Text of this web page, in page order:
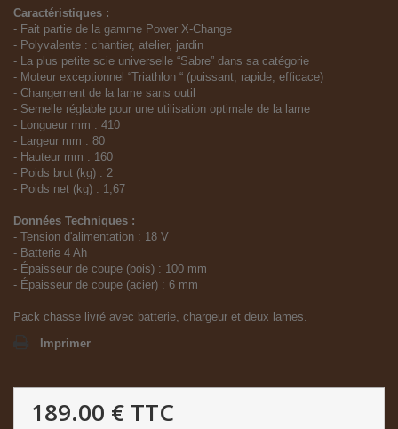
Caractéristiques :
- Fait partie de la gamme Power X-Change
- Polyvalente : chantier, atelier, jardin
- La plus petite scie universelle “Sabre” dans sa catégorie
- Moteur exceptionnel “Triathlon “ (puissant, rapide, efficace)
- Changement de la lame sans outil
- Semelle réglable pour une utilisation optimale de la lame
- Longueur mm : 410
- Largeur mm : 80
- Hauteur mm : 160
- Poids brut (kg) : 2
- Poids net (kg) : 1,67
Données Techniques :
- Tension d'alimentation : 18 V
- Batterie 4 Ah
- Épaisseur de coupe (bois) : 100 mm
- Épaisseur de coupe (acier) : 6 mm
Pack chasse livré avec batterie, chargeur et deux lames.
Imprimer
189.00 € TTC